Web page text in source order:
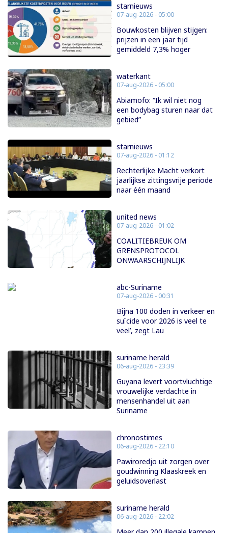
starnieuws
07-aug-2026 - 05:00
Bouwkosten blijven stijgen:
prijzen in een jaar tijd
gemiddeld 7,3% hoger
waterkant
07-aug-2026 - 05:00
Abiamofo: “Ik wil niet nog
een bodybag sturen naar dat
gebied”
starnieuws
07-aug-2026 - 01:12
Rechterlijke Macht verkort
jaarlijkse zittingsvrije periode
naar één maand
united news
07-aug-2026 - 01:02
COALITIEBREUK OM
GRENSPROTOCOL
ONWAARSCHIJNLIJK
abc-Suriname
07-aug-2026 - 00:31
Bijna 100 doden in verkeer en
suïcide voor 2026 is veel te
veel’, zegt Lau
suriname herald
06-aug-2026 - 23:39
Guyana levert voortvluchtige
vrouwelijke verdachte in
mensenhandel uit aan
Suriname
chronostimes
06-aug-2026 - 22:10
Pawiroredjo uit zorgen over
goudwinning Klaaskreek en
geluidsoverlast
suriname herald
06-aug-2026 - 22:02